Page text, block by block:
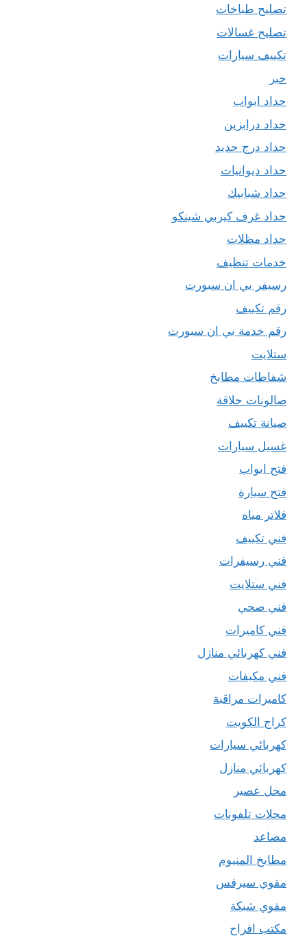
تصليح طباخات
تصليح غسالات
تكييف سيارات
حبر
حداد ابواب
حداد درابزين
حداد درج حديد
حداد ديوانيات
حداد شبابيك
حداد غرف كيربي شينكو
حداد مظلات
خدمات تنظيف
رسيفر بي ان سبورت
رقم تكييف
رقم خدمة بي ان سبورت
ستلايت
شفاطات مطابخ
صالونات حلاقة
صيانة تكييف
غسيل سيارات
فتح ابواب
فتح سيارة
فلاتر مياه
فني تكييف
فني رسيفرات
فني ستلايت
فني صحي
فني كاميرات
فني كهربائي منازل
فني مكيفات
كاميرات مراقبة
كراج الكويت
كهربائي سيارات
كهربائي منازل
محل عصير
محلات تلفونات
مصاعد
مطابخ المنيوم
مقوي سيرفس
مقوي شبكة
مكتب افراح